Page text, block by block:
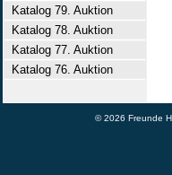
Katalog 79. Auktion
Katalog 78. Auktion
Katalog 77. Auktion
Katalog 76. Auktion
© 2026 Freunde